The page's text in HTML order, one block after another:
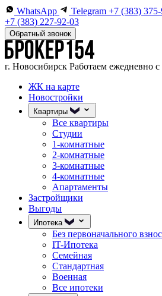
WhatsApp Telegram +7 (383)
+7 (383) 227-92-03
Обратный звонок
г. Новосибирск Работаем ежедневно
ЖК на карте
Новостройки
Квартиры
Все квартиры
Студии
1-комнатные
2-комнатные
3-комнатные
4-комнатные
Апартаменты
Застройщики
Выгоды
Ипотека
Без первоначального
IT-Ипотека
Семейная
Стандартная
Военная
Все ипотеки